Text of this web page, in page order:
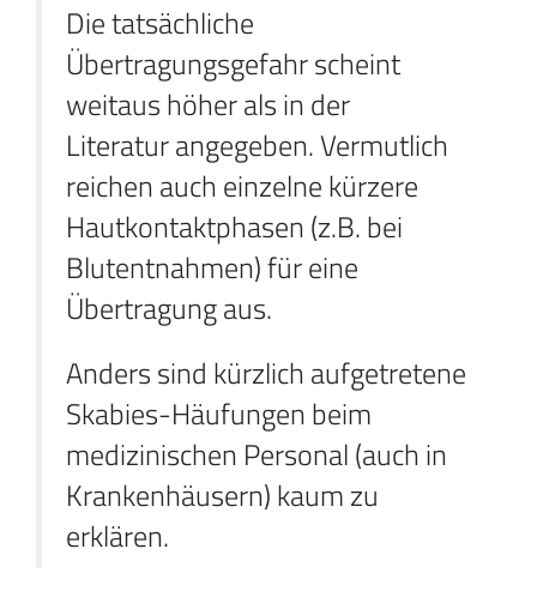
Die tatsächliche
Übertragungsgefahr scheint
weitaus höher als in der
Literatur angegeben. Vermutlich
reichen auch einzelne kürzere
Hautkontaktphasen (z.B. bei
Blutentnahmen) für eine
Übertragung aus.
Anders sind kürzlich aufgetretene
Skabies-Häufungen beim
medizinischen Personal (auch in
Krankenhäusern) kaum zu
erklären.